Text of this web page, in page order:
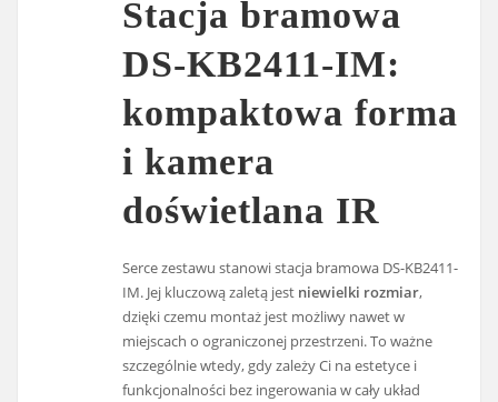
Stacja bramowa
DS-KB2411-IM:
kompaktowa forma
i kamera
doświetlana IR
Serce zestawu stanowi stacja bramowa DS-KB2411-
IM. Jej kluczową zaletą jest niewielki rozmiar,
dzięki czemu montaż jest możliwy nawet w
miejscach o ograniczonej przestrzeni. To ważne
szczególnie wtedy, gdy zależy Ci na estetyce i
funkcjonalności bez ingerowania w cały układ